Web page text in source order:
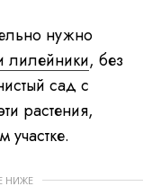
нужно
лилейники, без
сад с
растения,
участке.
НИЖЕ